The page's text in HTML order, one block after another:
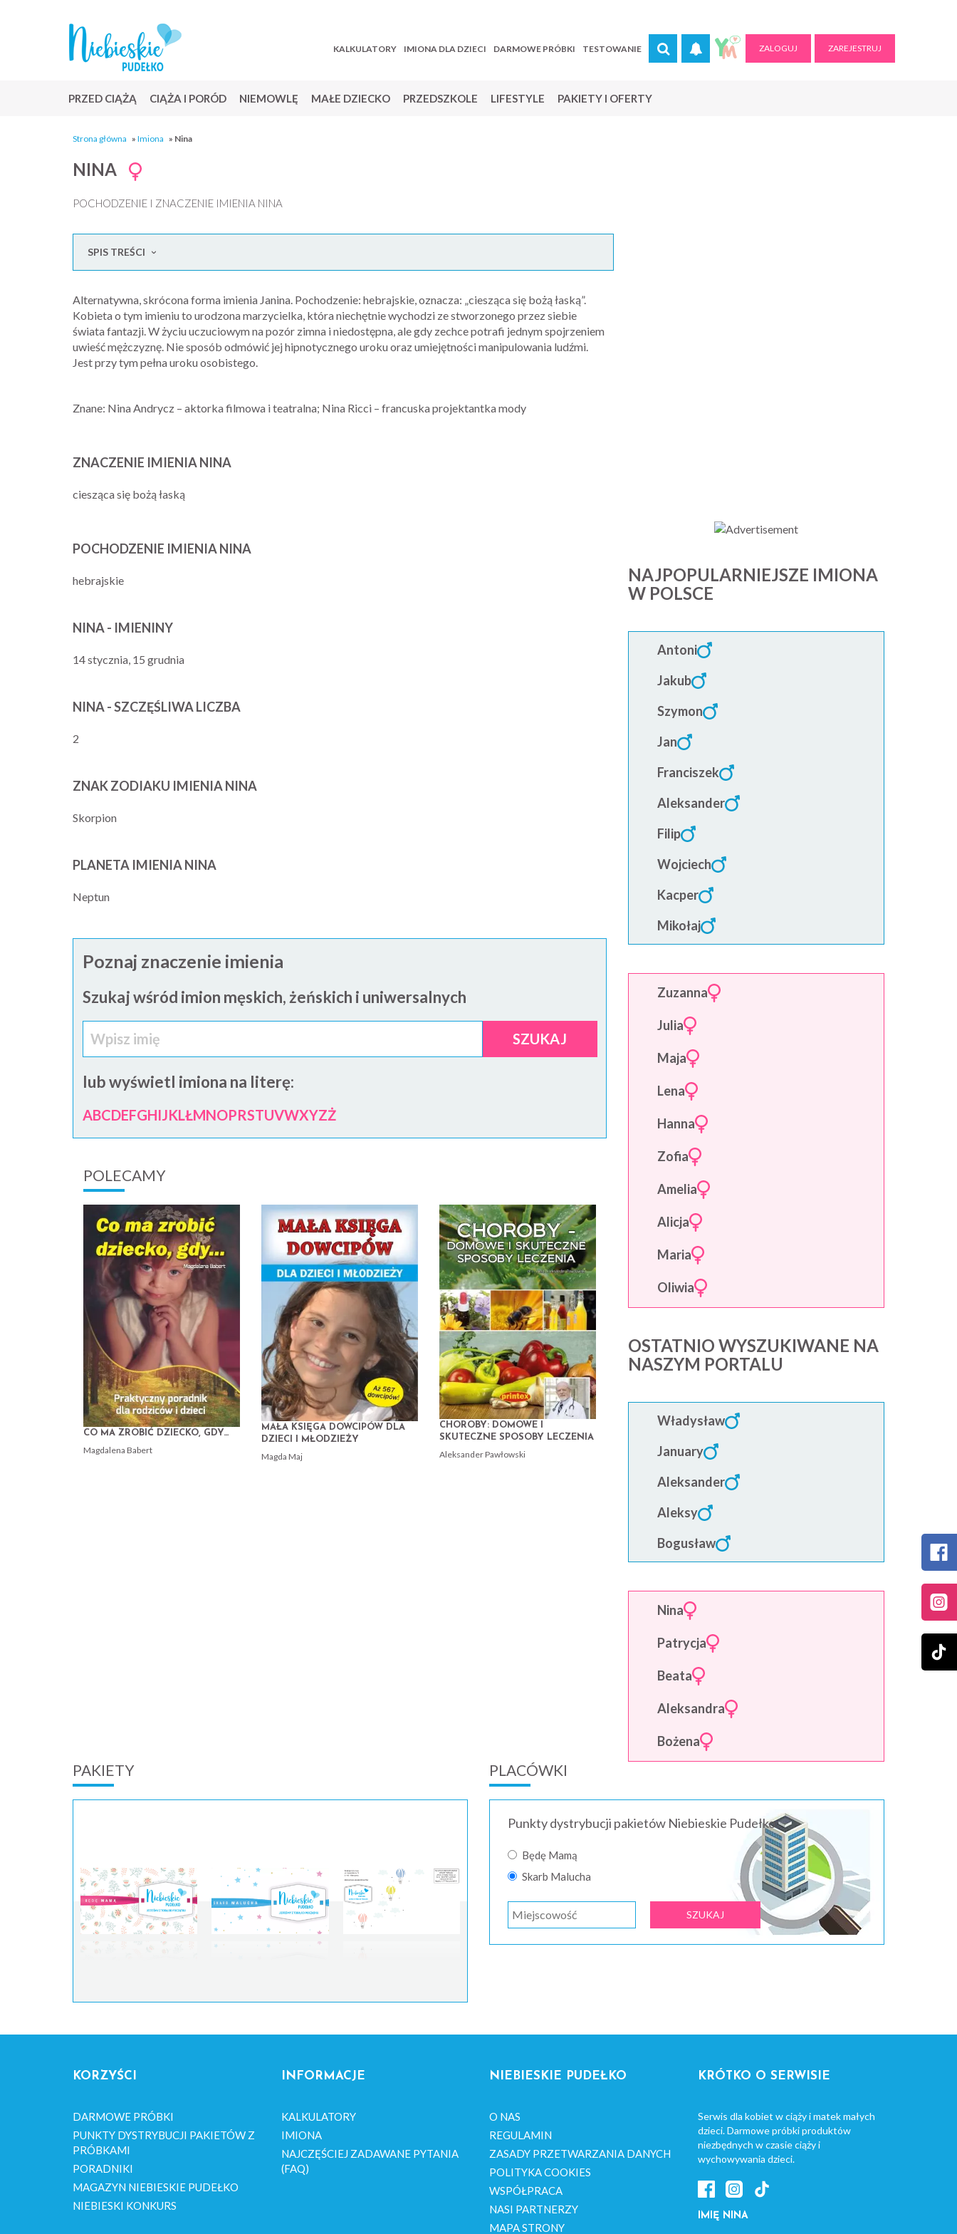
KALKULATORY IMIONA DLA DZIECI DARMOWE PRÓBKI TESTOWANIE ZALOGUJ ZAREJESTRUJ
PRZED CIĄŻĄ CIĄŻA I PORÓD NIEMOWLĘ MAŁE DZIECKO PRZEDSZKOLE LIFESTYLE PAKIETY I OFERTY
Strona główna » Imiona » Nina
NINA
POCHODZENIE I ZNACZENIE IMIENIA NINA
SPIS TREŚCI
Alternatywna, skrócona forma imienia Janina. Pochodzenie: hebrajskie, oznacza: „ciesząca się bożą łaską”.
Kobieta o tym imieniu to urodzona marzycielka, która niechętnie wychodzi ze stworzonego przez siebie
świata fantazji. W życiu uczuciowym na pozór zimna i niedostępna, ale gdy zechce potrafi jednym spojrzeniem
uwieść mężczyznę. Nie sposób odmówić jej hipnotycznego uroku oraz umiejętności manipulowania ludźmi.
Jest przy tym pełna uroku osobistego.
Znane: Nina Andrycz – aktorka filmowa i teatralna; Nina Ricci – francuska projektantka mody
ZNACZENIE IMIENIA NINA
ciesząca się bożą łaską
POCHODZENIE IMIENIA NINA
hebrajskie
NINA - IMIENINY
14 stycznia, 15 grudnia
NINA - SZCZĘŚLIWA LICZBA
2
ZNAK ZODIAKU IMIENIA NINA
Skorpion
PLANETA IMIENIA NINA
Neptun
Poznaj znaczenie imienia
Szukaj wśród imion męskich, żeńskich i uniwersalnych
SZUKAJ
lub wyświetl imiona na literę:
ABCDEFGHIJKLŁMNOPRSTUVWXYZŻ
POLECAMY
CO MA ZROBIĆ DZIECKO, GDY…
Magdalena Babert
MAŁA KSIĘGA DOWCIPÓW DLA
DZIECI I MŁODZIEŻY
Magda Maj
CHOROBY: DOMOWE I
SKUTECZNE SPOSOBY LECZENIA
Aleksander Pawłowski
NAJPOPULARNIEJSZE IMIONA
W POLSCE
Antoni
Jakub
Szymon
Jan
Franciszek
Aleksander
Filip
Wojciech
Kacper
Mikołaj
Zuzanna
Julia
Maja
Lena
Hanna
Zofia
Amelia
Alicja
Maria
Oliwia
OSTATNIO WYSZUKIWANE NA
NASZYM PORTALU
Władysław
January
Aleksander
Aleksy
Bogusław
Nina
Patrycja
Beata
Aleksandra
Bożena
PAKIETY PLACÓWKI
Punkty dystrybucji pakietów Niebieskie Pudełko:
Będę Mamą
Skarb Malucha
KORZYŚCI
DARMOWE PRÓBKI
PUNKTY DYSTRYBUCJI PAKIETÓW Z
PRÓBKAMI
PORADNIKI
MAGAZYN NIEBIESKIE PUDEŁKO
NIEBIESKI KONKURS
INFORMACJE
KALKULATORY
IMIONA
NAJCZĘŚCIEJ ZADAWANE PYTANIA
(FAQ)
NIEBIESKIE PUDEŁKO
O NAS
REGULAMIN
ZASADY PRZETWARZANIA DANYCH
POLITYKA COOKIES
WSPÓŁPRACA
NASI PARTNERZY
MAPA STRONY
KRÓTKO O SERWISIE
Serwis dla kobiet w ciąży i matek małych
dzieci. Darmowe próbki produktów
niezbędnych w czasie ciąży i
wychowywania dzieci.
IMIĘ NINA